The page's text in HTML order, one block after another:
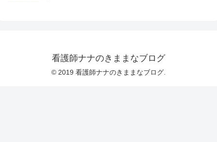
看護師ナナのきままなブログ
© 2019 看護師ナナのきままなブログ.